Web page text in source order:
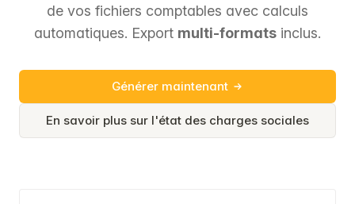
de vos fichiers comptables avec calculs
automatiques. Export multi-formats inclus.
Générer maintenant
En savoir plus sur l'état des charges sociales